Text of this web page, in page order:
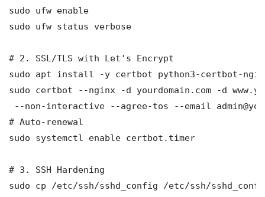
sudo ufw enable
sudo ufw status verbose
# 2. SSL/TLS with Let's Encrypt
sudo apt install -y certbot python3-certbot-
sudo certbot --nginx -d yourdomain.com -d
--non-interactive --agree-tos --email
# Auto-renewal
sudo systemctl enable certbot.timer
# 3. SSH Hardening
sudo cp /etc/ssh/sshd_config /etc/ssh/